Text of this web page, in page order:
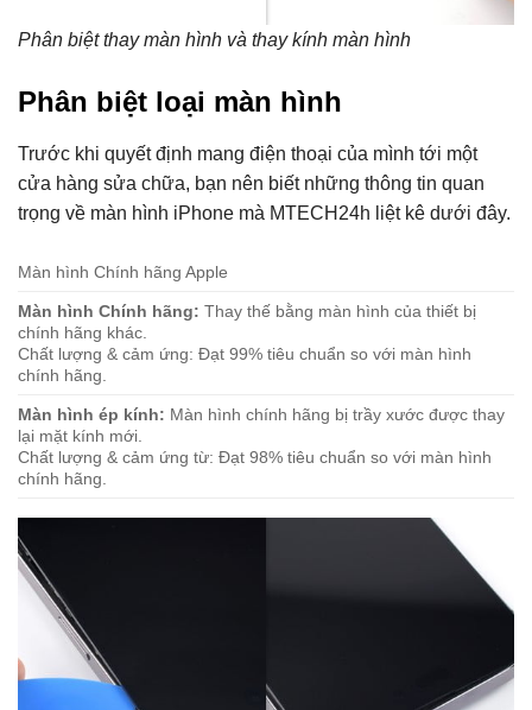
Phân biệt thay màn hình và thay kính màn hình
Phân biệt loại màn hình
Trước khi quyết định mang điện thoại của mình tới một
cửa hàng sửa chữa, bạn nên biết những thông tin quan
trọng về màn hình iPhone mà MTECH24h liệt kê dưới đây.
Màn hình Chính hãng Apple
Màn hình Chính hãng: Thay thế bằng màn hình của thiết bị
chính hãng khác.
Chất lượng & cảm ứng: Đạt 99% tiêu chuẩn so với màn hình
chính hãng.
Màn hình ép kính: Màn hình chính hãng bị trầy xước được thay
lại mặt kính mới.
Chất lượng & cảm ứng từ: Đạt 98% tiêu chuẩn so với màn hình
chính hãng.